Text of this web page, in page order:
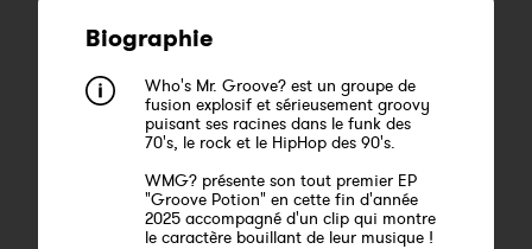
Biographie
Who's Mr. Groove? est un groupe de
fusion explosif et sérieusement groovy
puisant ses racines dans le funk des
70's, le rock et le HipHop des 90's.
WMG? présente son tout premier EP
"Groove Potion" en cette fin d'année
2025 accompagné d'un clip qui montre
le caractère bouillant de leur musique !